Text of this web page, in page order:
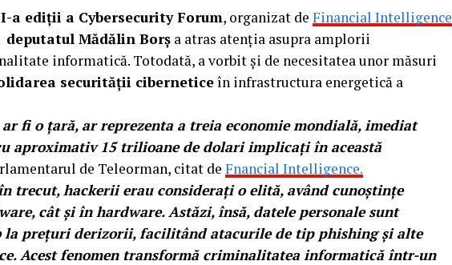
a ediții a Cybersecurity Forum, organizat de Financial Intelligence
deputatul Mădălin Borș a atras atenția asupra amplorii
informatică. Totodată, a vorbit și de necesitatea unor măsuri
securității ciberneticeîn infrastructura energetică a
fi o țară, ar reprezenta a treia economie mondială, imediat
aproximativ 15 trilioane de dolari implicați în această
de Teleorman, citat de Fnancial Intelligence.
trecut, hackerii erau considerați o elită, având cunoștințe
cât și în hardware. Astăzi, însă, datele personale sunt
la prețuri derizorii, facilitând atacurile de tip phishing și alte
Acest fenomen transformă criminalitatea informatică într-un